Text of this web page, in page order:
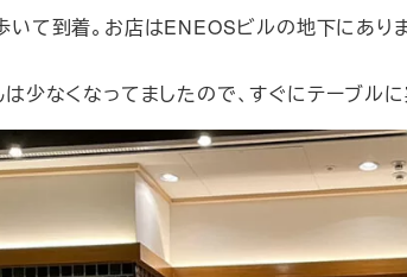
て到着。お店はENEOSビルの地下にありま
少なくなってましたので、すぐにテーブルに